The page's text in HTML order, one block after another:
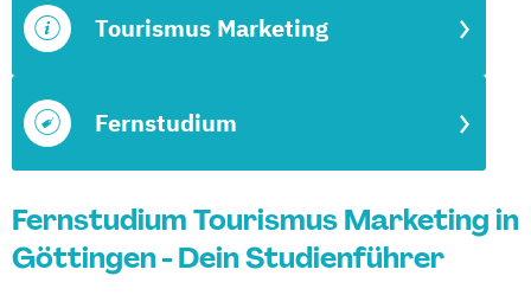
Fernstudium
Tourismus Marketing
Fernstudium Tourismus Marketing in
Göttingen - Dein Studienführer